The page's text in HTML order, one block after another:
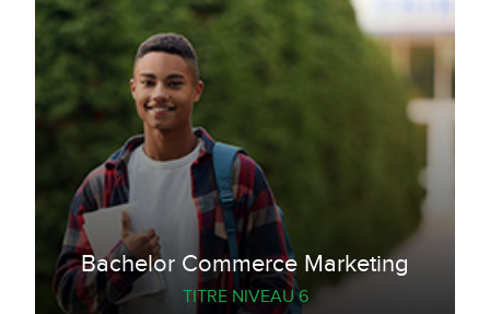
Bachelor Commerce Marketing
TITRE NIVEAU 6